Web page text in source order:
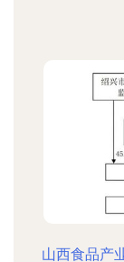
山西食品产